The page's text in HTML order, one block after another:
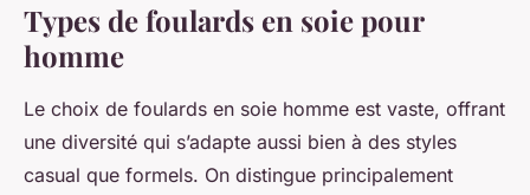
Types de foulards en soie pour
homme
Le choix de foulards en soie homme est vaste, offrant
une diversité qui s’adapte aussi bien à des styles
casual que formels. On distingue principalement